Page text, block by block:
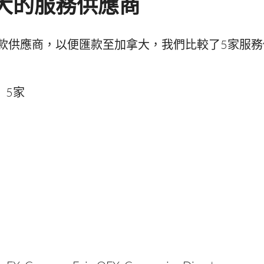
供應商，以便匯款至加拿大，我們比較了5家服
5家